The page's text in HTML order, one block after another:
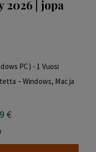
2026 | jopa
PC) - 1 Vuosi
– Windows, Mac ja
€Nykyinen
12,99 €.